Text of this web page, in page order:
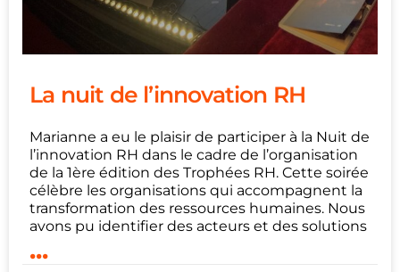
La nuit de l’innovation RH
Marianne a eu le plaisir de participer à la Nuit de
l’innovation RH dans le cadre de l’organisation
de la 1ère édition des Trophées RH. Cette soirée
célèbre les organisations qui accompagnent la
transformation des ressources humaines. Nous
avons pu identifier des acteurs et des solutions
...